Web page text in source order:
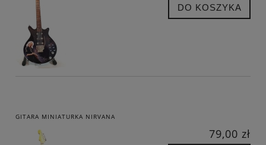
DO KOSZYKA
GITARA MINIATURKA NIRVANA
79,00 zł